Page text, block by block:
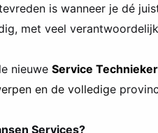
is wanneer je dé
met veel
nieuwe Service
en de volledige
Services?